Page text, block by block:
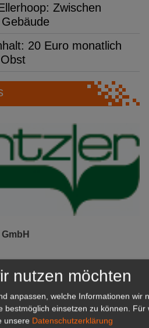
Zwischen
20 Euro monatlich
nutzen möchten
anpassen, welche Informationen wir
bestmöglich einsetzen zu können.
Für
unsere Datenschutzerklärung